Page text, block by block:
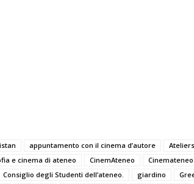
appuntamento con il cinema d’autore
e cinema di ateneo
CinemAteneo Cinemateneo
Consiglio degli Studenti dell’ateneo. giardino